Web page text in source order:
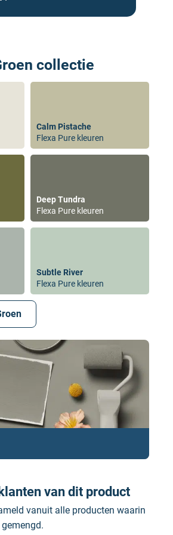
rijks kleuren.
collectie
Calm Pistache
Flexa Pure kleuren
Deep Tundra
Flexa Pure kleuren
Subtle River
Flexa Pure kleuren
van dit product
vanuit alle producten waarin